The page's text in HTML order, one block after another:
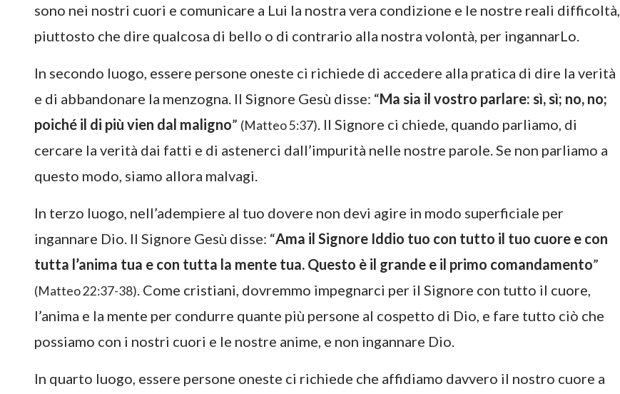
sono nei nostri cuori e comunicare a Lui la nostra vera condizione e le nostre reali difficoltà,
piuttosto che dire qualcosa di bello o di contrario alla nostra volontà, per ingannarLo.
In secondo luogo, essere persone oneste ci richiede di accedere alla pratica di dire la verità
e di abbandonare la menzogna. Il Signore Gesù disse: “Ma sia il vostro parlare: sì, sì; no, no;
poiché il di più vien dal maligno” (Matteo 5:37). Il Signore ci chiede, quando parliamo, di
cercare la verità dai fatti e di astenerci dall’impurità nelle nostre parole. Se non parliamo a
questo modo, siamo allora malvagi.
In terzo luogo, nell’adempiere al tuo dovere non devi agire in modo superficiale per
ingannare Dio. Il Signore Gesù disse: “Ama il Signore Iddio tuo con tutto il tuo cuore e con
tutta l’anima tua e con tutta la mente tua. Questo è il grande e il primo comandamento”
(Matteo 22:37-38). Come cristiani, dovremmo impegnarci per il Signore con tutto il cuore,
l’anima e la mente per condurre quante più persone al cospetto di Dio, e fare tutto ciò che
possiamo con i nostri cuori e le nostre anime, e non ingannare Dio.
In quarto luogo, essere persone oneste ci richiede che affidiamo davvero il nostro cuore a